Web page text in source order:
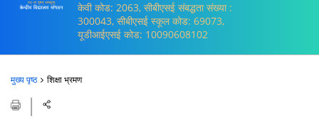
केवी कोड: 2063, सीबीएसई संबद्धता संख्या :
300043, सीबीएसई स्कूल कोड: 69073,
यूडीआईएसई कोड: 10090608102
मुख्य पृष्ठ शिक्षा भ्रमण